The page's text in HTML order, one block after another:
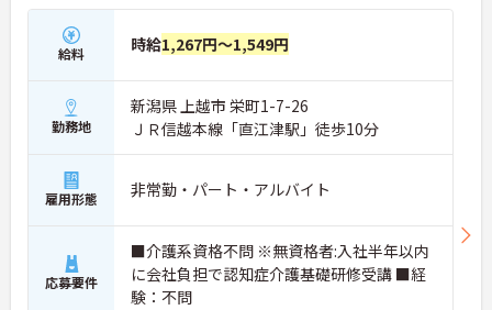
給料 時給1,267円～1,549円
勤務地
新潟県 上越市 栄町1-7-26
ＪＲ信越本線「直江津駅」徒歩10分
雇用形態 非常勤・パート・アルバイト
応募要件
■介護系資格不問 ※無資格者:入社半年以内
に会社負担で認知症介護基礎研修受講 ■経
験：不問